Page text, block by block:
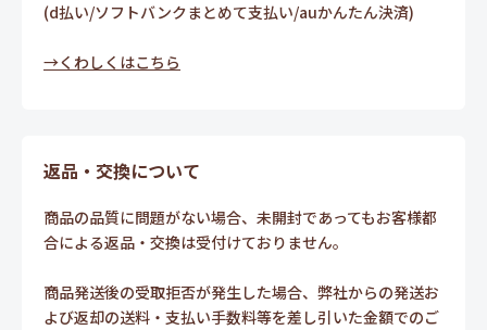
(d払い/ソフトバンクまとめて支払い/auかんたん決済)
→くわしくはこちら
返品・交換について
商品の品質に問題がない場合、未開封であってもお客様都
合による返品・交換は受付けておりません。
商品発送後の受取拒否が発生した場合、弊社からの発送お
よび返却の送料・支払い手数料等を差し引いた金額でのご